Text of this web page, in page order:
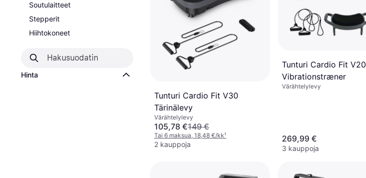
Soutulaitteet
Stepperit
Hiihtokoneet
Hinta
Tunturi Cardio Fit V30
Tärinälevy
Värähtelylevy
105,78 €149 €
Tai 6 maksua, 18,48 €/kk¹
2 kauppoja
Tunturi Cardio Fit V20
Vibrationstræner
Värähtelylevy
269,99 €
3 kauppoja